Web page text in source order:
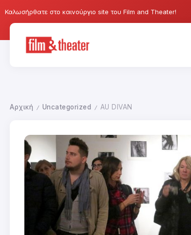
Καλωσήρθατε στο καινούργιο site του Film and Theater!
Αρχική / Uncategorized / AU DIVAN